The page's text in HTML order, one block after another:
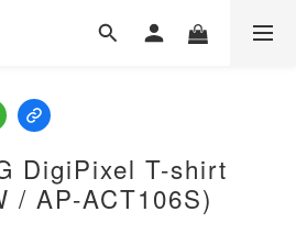
DigiPixel T-shirt
/ AP-ACT106S)